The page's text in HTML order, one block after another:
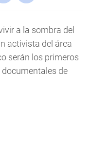
a la sombra del
activista del área
serán los primeros
de